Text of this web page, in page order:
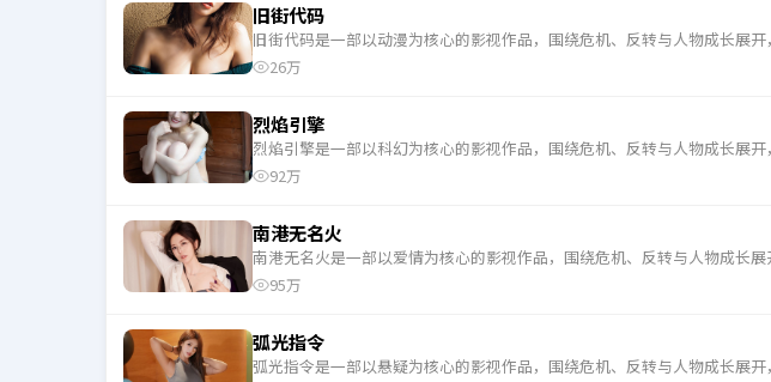
旧街代码
旧街代码是一部以动漫为核心的影视作品，围绕危机、反转与人物成长展开
26万
烈焰引擎
烈焰引擎是一部以科幻为核心的影视作品，围绕危机、反转与人物成长展开
92万
南港无名火
南港无名火是一部以爱情为核心的影视作品，围绕危机、反转与人物成长展
95万
弧光指令
弧光指令是一部以悬疑为核心的影视作品，围绕危机、反转与人物成长展开